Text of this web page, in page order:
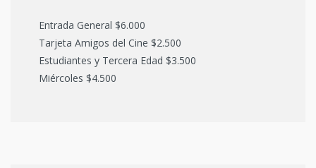
Entrada General $6.000
Tarjeta Amigos del Cine $2.500
Estudiantes y Tercera Edad $3.500
Miércoles $4.500